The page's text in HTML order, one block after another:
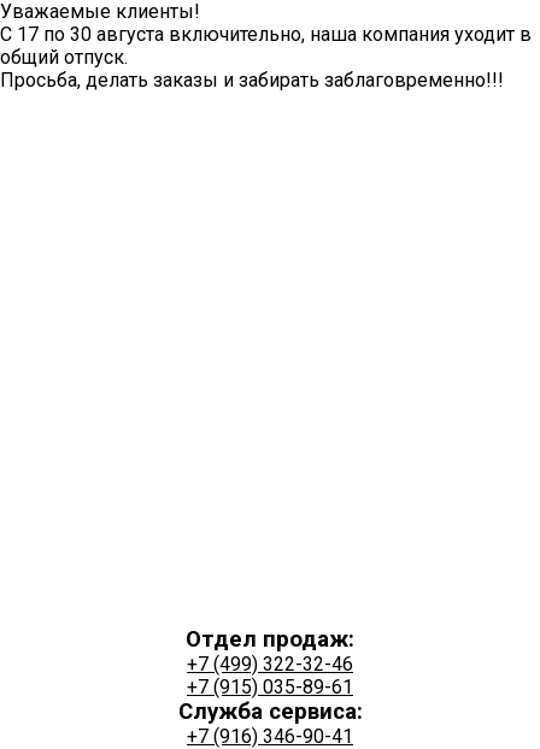
Уважаемые клиенты!
С 17 по 30 августа включительно, наша компания уходит в
общий отпуск.
Просьба, делать заказы и забирать заблаговременно!!!
Отдел продаж:
+7 (499) 322-32-46
+7 (915) 035-89-61
Служба сервиса:
+7 (916) 346-90-41